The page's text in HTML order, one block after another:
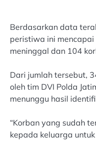
Berdasarkan data
peristiwa ini
meninggal dan 104
Dari jumlah tersebut,
oleh tim DVI Polda
menunggu hasil
“Korban yang sudah
kepada keluarga